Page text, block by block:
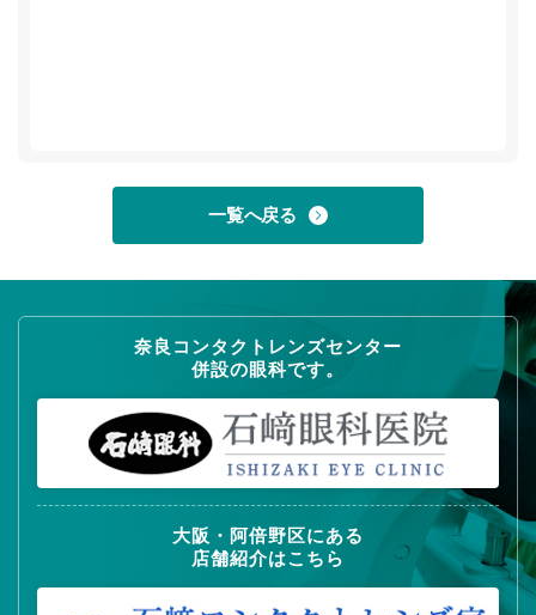
一覧へ戻る
奈良コンタクトレンズセンター
併設の眼科です。
大阪・阿倍野区にある
店舗紹介はこちら